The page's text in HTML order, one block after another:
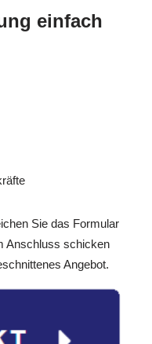
einfach
Sie das Formular
Anschluss schicken
Angebot.